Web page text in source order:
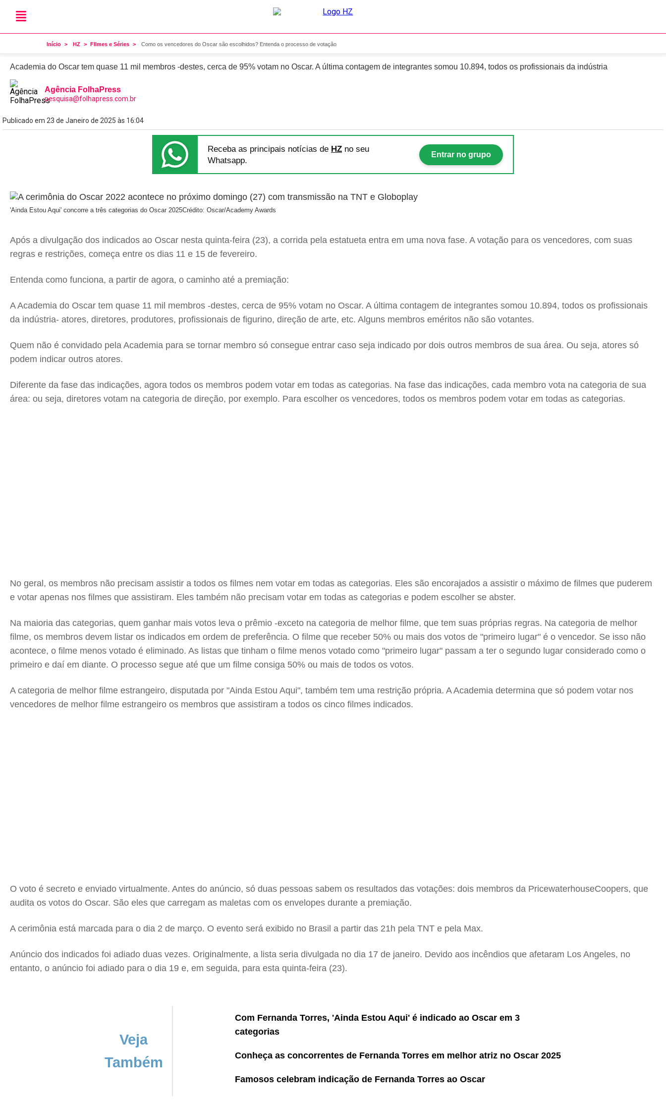
Início HZ FIlmes e Séries Como os vencedores do Oscar são escolhidos? Entenda o processo de votação
Oscar
Como os vencedores do Oscar são escolhidos? Entenda o processo de votação
Academia do Oscar tem quase 11 mil membros -destes, cerca de 95% votam no Oscar. A última contagem de integrantes somou 10.894, todos os profissionais da indústria
Agência FolhaPress
pesquisa@folhapress.com.br
Publicado em 23 de Janeiro de 2025 às 16:04
Receba as principais notícias de HZ no seu
Whatsapp.
Entrar no grupo
'Ainda Estou Aqui' concorre a três categorias do Oscar 2025Crédito: Oscar/Academy Awards
Após a divulgação dos indicados ao Oscar nesta quinta-feira (23), a corrida pela estatueta entra em uma nova fase. A votação para os vencedores, com suas
regras e restrições, começa entre os dias 11 e 15 de fevereiro.
Entenda como funciona, a partir de agora, o caminho até a premiação:
A Academia do Oscar tem quase 11 mil membros -destes, cerca de 95% votam no Oscar. A última contagem de integrantes somou 10.894, todos os profissionais
da indústria- atores, diretores, produtores, profissionais de figurino, direção de arte, etc. Alguns membros eméritos não são votantes.
Quem não é convidado pela Academia para se tornar membro só consegue entrar caso seja indicado por dois outros membros de sua área. Ou seja, atores só
podem indicar outros atores.
Diferente da fase das indicações, agora todos os membros podem votar em todas as categorias. Na fase das indicações, cada membro vota na categoria de sua
área: ou seja, diretores votam na categoria de direção, por exemplo. Para escolher os vencedores, todos os membros podem votar em todas as categorias.
No geral, os membros não precisam assistir a todos os filmes nem votar em todas as categorias. Eles são encorajados a assistir o máximo de filmes que puderem
e votar apenas nos filmes que assistiram. Eles também não precisam votar em todas as categorias e podem escolher se abster.
Na maioria das categorias, quem ganhar mais votos leva o prêmio -exceto na categoria de melhor filme, que tem suas próprias regras. Na categoria de melhor
filme, os membros devem listar os indicados em ordem de preferência. O filme que receber 50% ou mais dos votos de "primeiro lugar" é o vencedor. Se isso não
acontece, o filme menos votado é eliminado. As listas que tinham o filme menos votado como "primeiro lugar" passam a ter o segundo lugar considerado como o
primeiro e daí em diante. O processo segue até que um filme consiga 50% ou mais de todos os votos.
A categoria de melhor filme estrangeiro, disputada por "Ainda Estou Aqui", também tem uma restrição própria. A Academia determina que só podem votar nos
vencedores de melhor filme estrangeiro os membros que assistiram a todos os cinco filmes indicados.
O voto é secreto e enviado virtualmente. Antes do anúncio, só duas pessoas sabem os resultados das votações: dois membros da PricewaterhouseCoopers, que
audita os votos do Oscar. São eles que carregam as maletas com os envelopes durante a premiação.
A cerimônia está marcada para o dia 2 de março. O evento será exibido no Brasil a partir das 21h pela TNT e pela Max.
Anúncio dos indicados foi adiado duas vezes. Originalmente, a lista seria divulgada no dia 17 de janeiro. Devido aos incêndios que afetaram Los Angeles, no
entanto, o anúncio foi adiado para o dia 19 e, em seguida, para esta quinta-feira (23).
Veja
Também
Com Fernanda Torres, 'Ainda Estou Aqui' é indicado ao Oscar em 3
categorias
Conheça as concorrentes de Fernanda Torres em melhor atriz no Oscar 2025
Famosos celebram indicação de Fernanda Torres ao Oscar